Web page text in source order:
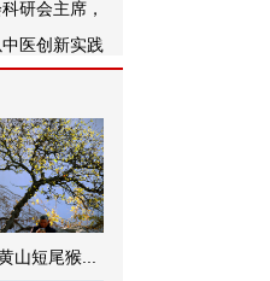
研会主席，
医创新实践
山短尾猴...